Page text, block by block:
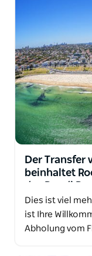
Der Transfer
beinhaltet
Dies ist viel
ist Ihre
Abholung vom